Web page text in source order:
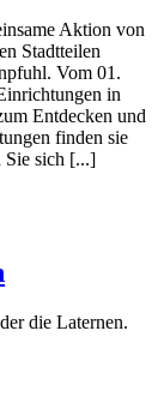
Aktion von
Stadtteilen
Vom 01.
in
Entdecken und
finden sie
Sie sich [...]
die Laternen.